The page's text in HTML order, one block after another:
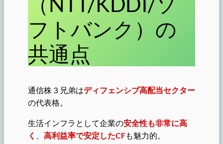
フトバンク）の
共通点
通信株３兄弟はディフェンシブ高配当セクター
の代表格。
生活インフラとして企業の安全性も非常に高
く
高利益率で安定したCFも魅力的。